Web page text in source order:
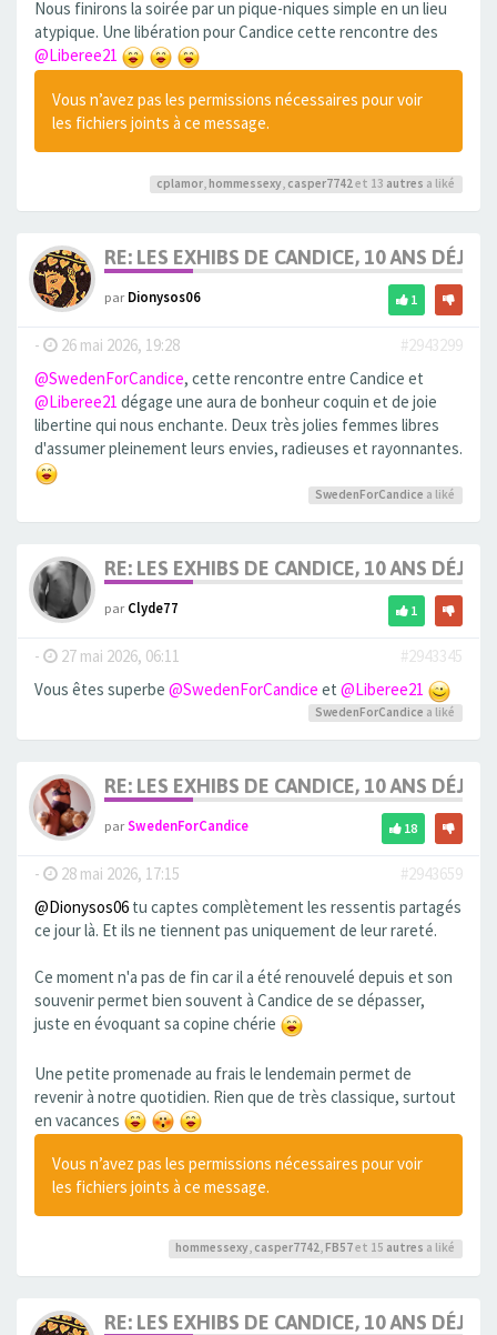
Nous finirons la soirée par un pique-niques simple en un lieu
atypique. Une libération pour Candice cette rencontre des
@Liberee21
Vous n’avez pas les permissions nécessaires pour voir
les fichiers joints à ce message.
cplamor, hommessexy, casper7742et 13 autres a liké
RE: LES EXHIBS DE CANDICE, 10 ANS DÉJÀ,
parDionysos06 1
- 26 mai 2026, 19:28
#2943299
@SwedenForCandice, cette rencontre entre Candice et
@Liberee21 dégage une aura de bonheur coquin et de joie
libertine qui nous enchante. Deux très jolies femmes libres
d'assumer pleinement leurs envies, radieuses et rayonnantes.
SwedenForCandice a liké
RE: LES EXHIBS DE CANDICE, 10 ANS DÉJÀ,
parClyde77 1
- 27 mai 2026, 06:11
#2943345
Vous êtes superbe @SwedenForCandice et @Liberee21
SwedenForCandice a liké
RE: LES EXHIBS DE CANDICE, 10 ANS DÉJÀ,
parSwedenForCandice 18
- 28 mai 2026, 17:15
#2943659
@Dionysos06 tu captes complètement les ressentis partagés
ce jour là. Et ils ne tiennent pas uniquement de leur rareté.
Ce moment n'a pas de fin car il a été renouvelé depuis et son
souvenir permet bien souvent à Candice de se dépasser,
juste en évoquant sa copine chérie
Une petite promenade au frais le lendemain permet de
revenir à notre quotidien. Rien que de très classique, surtout
en vacances
Vous n’avez pas les permissions nécessaires pour voir
les fichiers joints à ce message.
hommessexy, casper7742, FB57et 15 autres a liké
RE: LES EXHIBS DE CANDICE, 10 ANS DÉJÀ,